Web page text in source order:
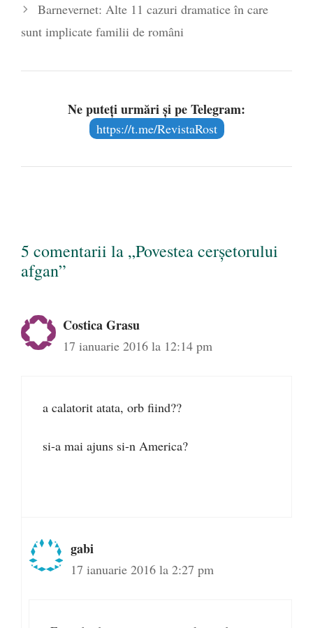
Barnevernet: Alte 11 cazuri dramatice în care
sunt implicate familii de români
Ne puteți urmări și pe Telegram:
https://t.me/RevistaRost
5 comentarii la „Povestea cerșetorului
afgan”
Costica Grasu
17 ianuarie 2016 la 12:14 pm
a calatorit atata, orb fiind??
si-a mai ajuns si-n America?
gabi
17 ianuarie 2016 la 2:27 pm